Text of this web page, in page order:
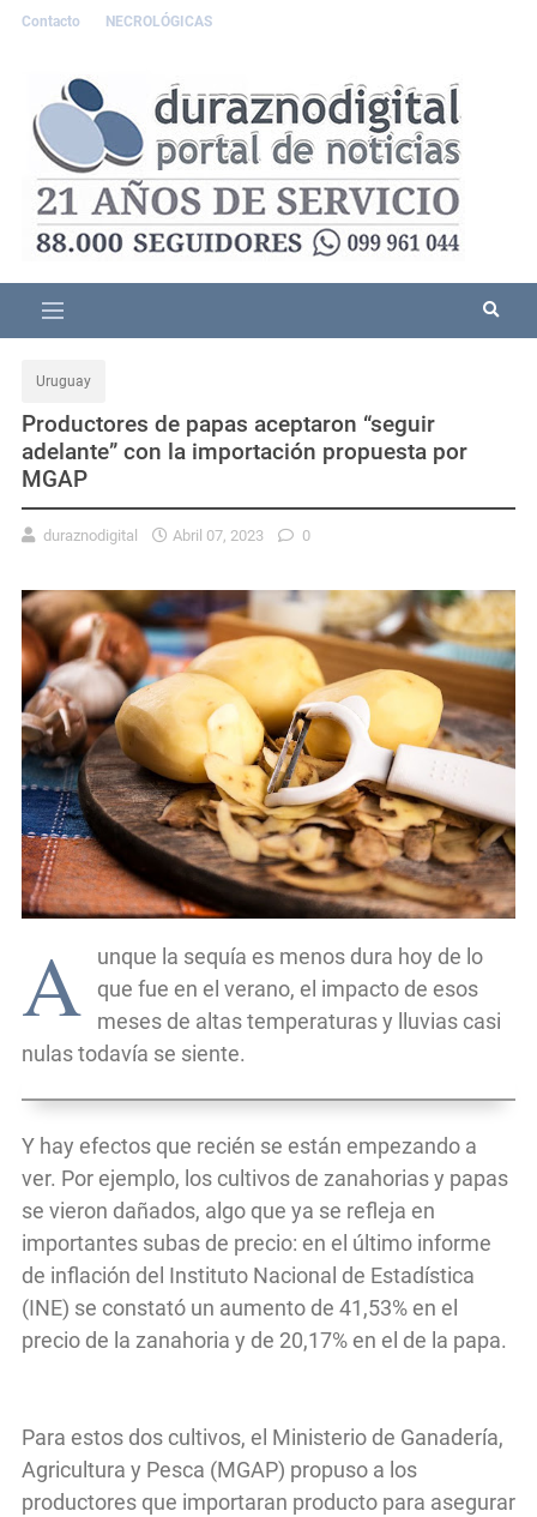
Contacto NECROLÓGICAS
Uruguay
Productores de papas aceptaron “seguir
adelante” con la importación propuesta por
MGAP
duraznodigital Abril 07, 2023 0
A
unque la sequía es menos dura hoy de lo
que fue en el verano, el impacto de esos
meses de altas temperaturas y lluvias casi
nulas todavía se siente.
Y hay efectos que recién se están empezando a
ver. Por ejemplo, los cultivos de zanahorias y papas
se vieron dañados, algo que ya se refleja en
importantes subas de precio: en el último informe
de inflación del Instituto Nacional de Estadística
(INE) se constató un aumento de 41,53% en el
precio de la zanahoria y de 20,17% en el de la papa.
Para estos dos cultivos, el Ministerio de Ganadería,
Agricultura y Pesca (MGAP) propuso a los
productores que importaran producto para asegurar